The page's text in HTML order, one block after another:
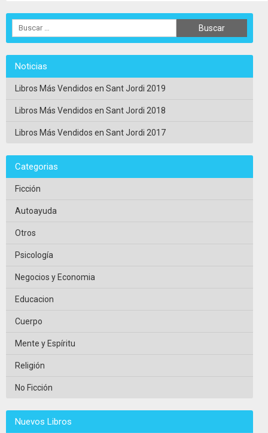
Noticias
Libros Más Vendidos en Sant Jordi 2019
Libros Más Vendidos en Sant Jordi 2018
Libros Más Vendidos en Sant Jordi 2017
Categorias
Ficción
Autoayuda
Otros
Psicología
Negocios y Economia
Educacion
Cuerpo
Mente y Espíritu
Religión
No Ficción
Nuevos Libros